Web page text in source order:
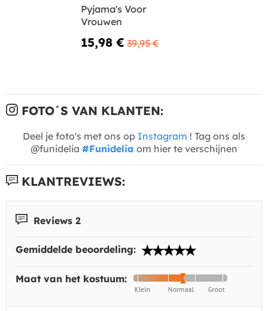
Pyjama's Voor
Vrouwen
15,98 € 39,95 €
FOTO´S VAN KLANTEN:
Deel je foto's met ons op Instagram ! Tag ons als
@funidelia #Funidelia om hier te verschijnen
KLANTREVIEWS:
Reviews 2
Gemiddelde beoordeling:
Maat van het kostuum: